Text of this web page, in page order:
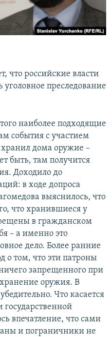
что российские власти
преследование
наиболее подходящие
события с участием
дома оружие –
быть, там получится
Доходило до
в ходе допроса
выяснилось, что
что хранившиеся у
в гражданском
– а именно это
дело. Более ранние
о том, что эти патроны
запрещенного при
оружия. В
Что касается
государственной
впечатление, что сами
и пограничники не